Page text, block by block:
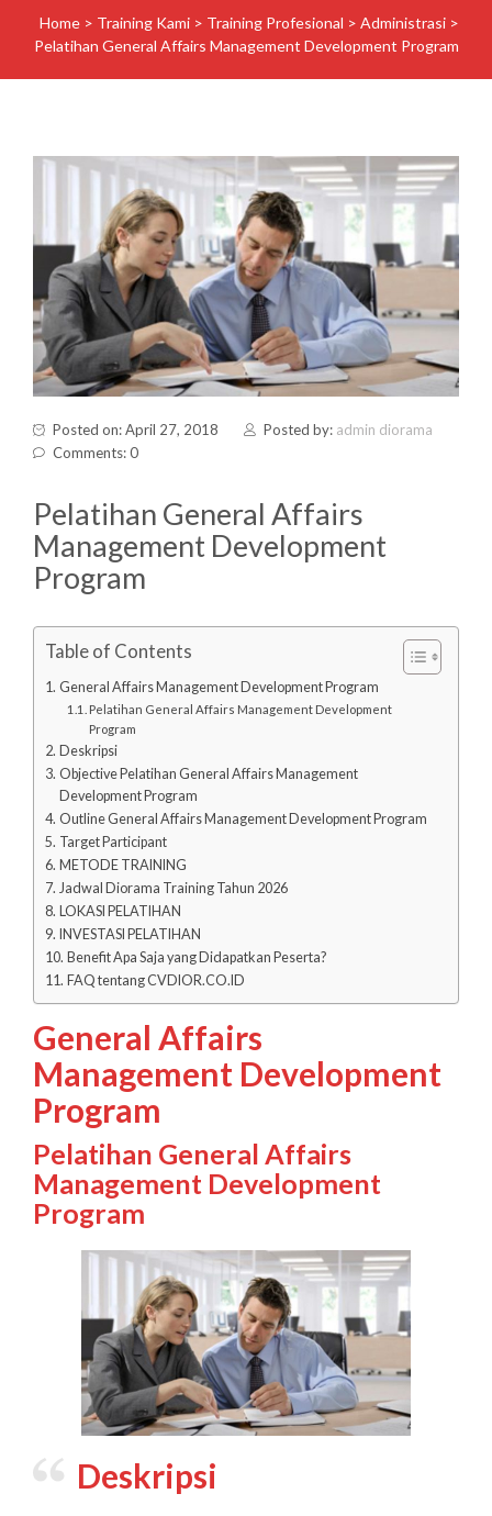
Home > Training Kami > Training Profesional > Administrasi >
Pelatihan General Affairs Management Development Program
Posted on: April 27, 2018 Posted by: admin diorama
Comments: 0
Pelatihan General Affairs
Management Development
Program
Table of Contents
General Affairs Management Development Program
Pelatihan General Affairs Management Development
Program
Deskripsi
Objective Pelatihan General Affairs Management
Development Program
Outline General Affairs Management Development Program
Target Participant
METODE TRAINING
Jadwal Diorama Training Tahun 2026
LOKASI PELATIHAN
INVESTASI PELATIHAN
Benefit Apa Saja yang Didapatkan Peserta?
FAQ tentang CVDIOR.CO.ID
General Affairs
Management Development
Program
Pelatihan General Affairs
Management Development
Program
Deskripsi